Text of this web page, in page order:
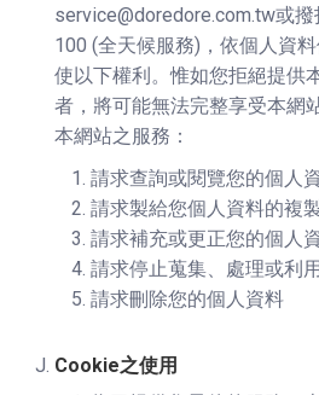
service@doredore.com.tw或
100 (全天候服務)，依個人資
使以下權利。惟如您拒絕提供
者，將可能無法完整享受本網
本網站之服務：
請求查詢或閱覽您的個人
請求製給您個人資料的複
請求補充或更正您的個人
請求停止蒐集、處理或利
請求刪除您的個人資料
Cookie之使用